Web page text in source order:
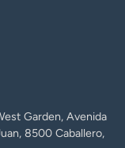
Garden, Avenida
8500 Caballero,